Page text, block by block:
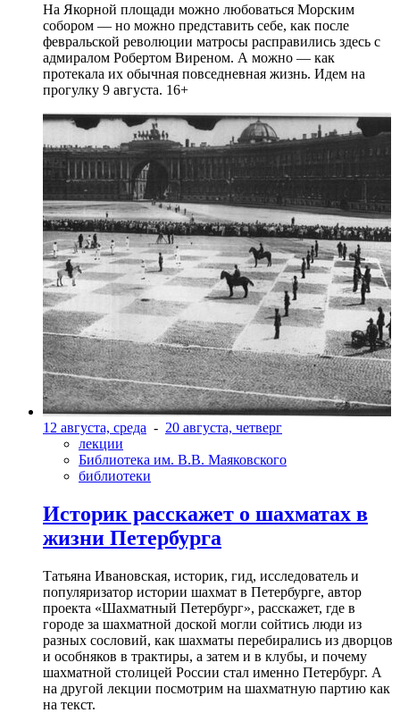
На Якорной площади можно любоваться Морским
собором — но можно представить себе, как после
февральской революции матросы расправились здесь с
адмиралом Робертом Виреном. А можно — как
протекала их обычная повседневная жизнь. Идем на
прогулку 9 августа. 16+
12 августа, среда - 20 августа, четверг
лекции
Библиотека им. В.В. Маяковского
библиотеки
Историк расскажет о шахматах в
жизни Петербурга
Татьяна Ивановская, историк, гид, исследователь и
популяризатор истории шахмат в Петербурге, автор
проекта «Шахматный Петербург», расскажет, где в
городе за шахматной доской могли сойтись люди из
разных сословий, как шахматы перебирались из дворцов
и особняков в трактиры, а затем и в клубы, и почему
шахматной столицей России стал именно Петербург. А
на другой лекции посмотрим на шахматную партию как
на текст.